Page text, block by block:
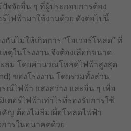
จจัยอื่น ๆ ที่ผู้ประกอบการต้อง
ไฟฟ้ามาใช้งานด้วย ดังต่อไปนี้
กันไม่ให้เกิดการ “โอเวอร์โหลด” ที่
หตุในโรงงาน จึงต้องเลือกขนาด
สม โดยคำนวณโหลดไฟฟ้าสูงสุด
ของโรงงาน โดยรวมทั้งส่วน
ณ์ไฟฟ้า แสงสว่าง และอื่น ๆ เพื่อ
ตอร์ไฟฟ้าเท่าไรที่รองรับการใช้
คัญ ต้องไม่ลืมเผื่อโหลดไฟฟ้า
ารในอนาคตด้วย